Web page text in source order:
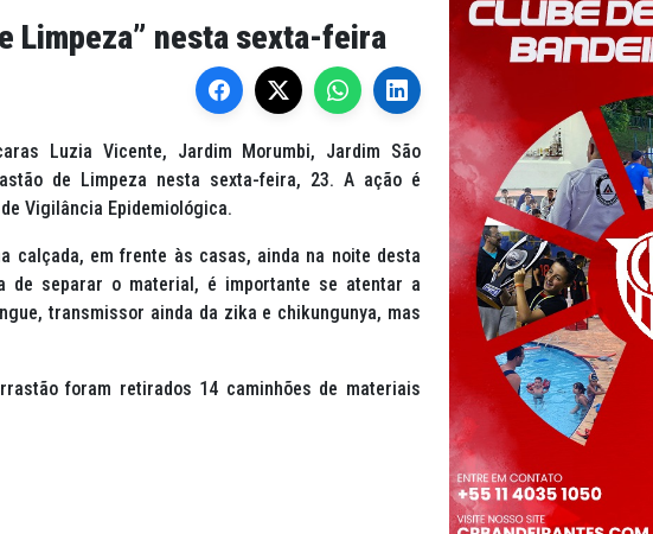
Limpeza” nesta sexta-feira
Luzia Vicente, Jardim Morumbi, Jardim São
de Limpeza nesta sexta-feira, 23. A ação é
Vigilância Epidemiológica.
calçada, em frente às casas, ainda na noite desta
de separar o material, é importante se atentar a
transmissor ainda da zika e chikungunya, mas
foram retirados 14 caminhões de materiais